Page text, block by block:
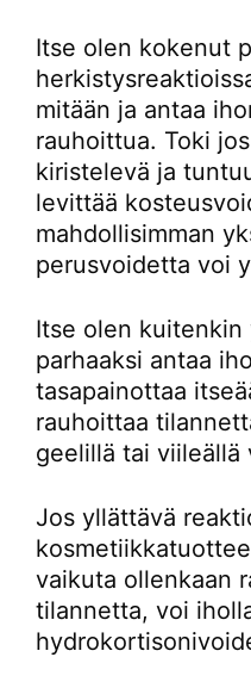
Itse olen kokenut
mitään ja antaa
rauhoittua. Toki
kiristelevä ja
levittää
mahdollisimman
perusvoidetta voi
Itse olen
parhaaksi antaa
tasapainottaa
rauhoittaa
geelillä tai viileällä
Jos yllättävä
vaikuta ollenkaan
tilannetta, voi